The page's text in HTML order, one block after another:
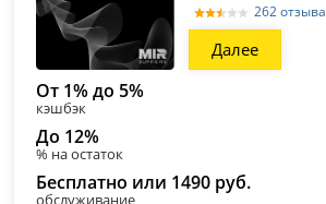
262 отзыва
Далее
От 1% до 5%
кэшбэк
До 12%
% на остаток
Бесплатно или 1490 руб.
обслуживание